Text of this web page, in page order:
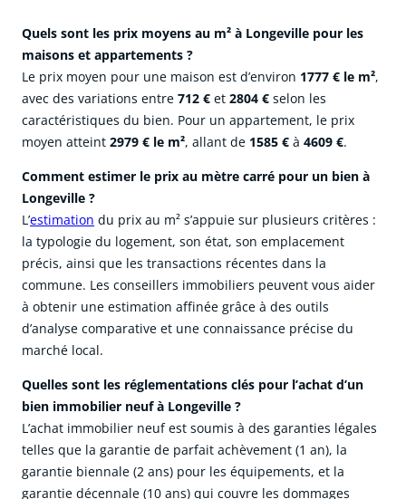
Quels sont les prix moyens au m² à Longeville pour les
maisons et appartements ?
Le prix moyen pour une maison est d’environ 1777 € le m²,
avec des variations entre 712 € et 2804 € selon les
caractéristiques du bien. Pour un appartement, le prix
moyen atteint 2979 € le m², allant de 1585 € à 4609 €.
Comment estimer le prix au mètre carré pour un bien à
Longeville ?
L’estimation du prix au m² s’appuie sur plusieurs critères :
la typologie du logement, son état, son emplacement
précis, ainsi que les transactions récentes dans la
commune. Les conseillers immobiliers peuvent vous aider
à obtenir une estimation affinée grâce à des outils
d’analyse comparative et une connaissance précise du
marché local.
Quelles sont les réglementations clés pour l’achat d’un
bien immobilier neuf à Longeville ?
L’achat immobilier neuf est soumis à des garanties légales
telles que la garantie de parfait achèvement (1 an), la
garantie biennale (2 ans) pour les équipements, et la
garantie décennale (10 ans) qui couvre les dommages